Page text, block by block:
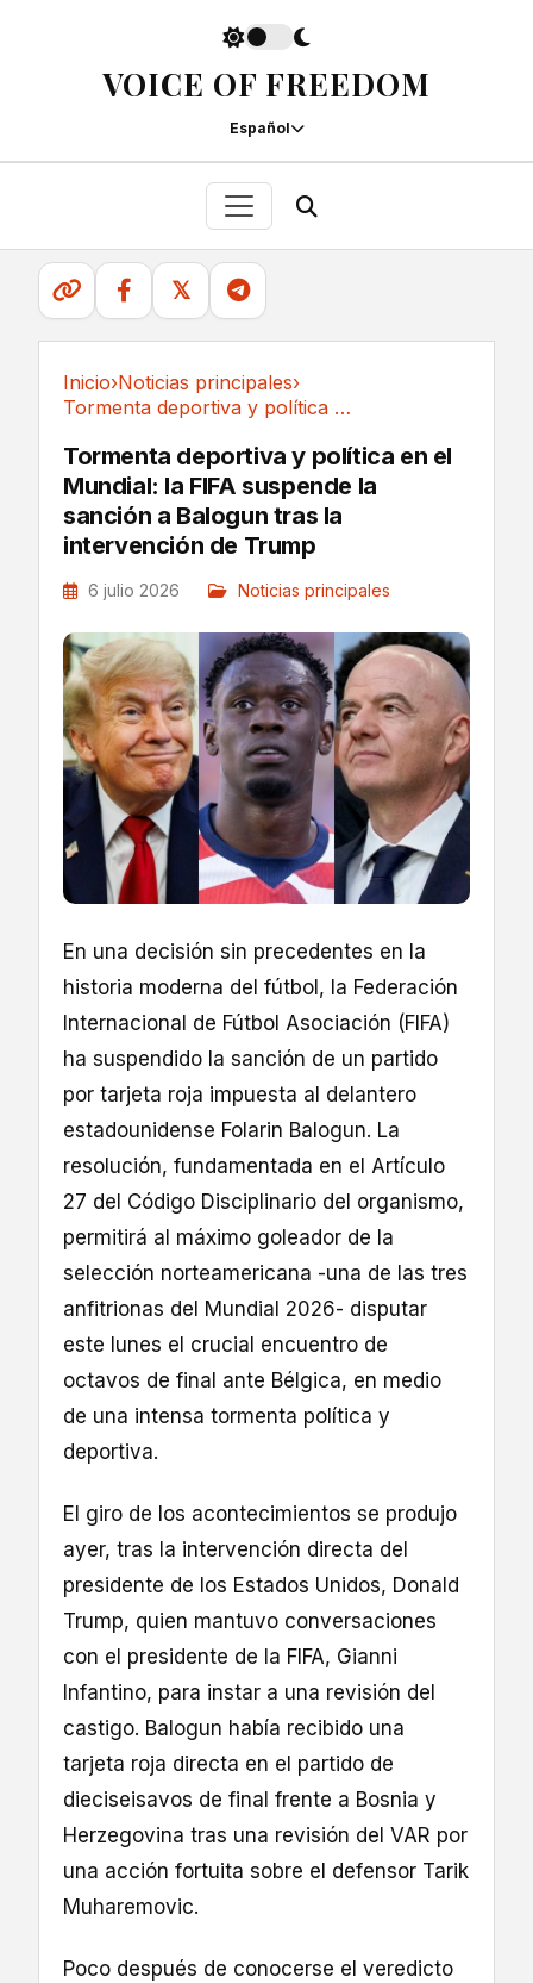
VOICE OF FREEDOM
Español
𝕏
Inicio›Noticias principales›
Tormenta deportiva y política en el Mundial:...
Tormenta deportiva y política en el
Mundial: la FIFA suspende la
sanción a Balogun tras la
intervención de Trump
6 julio 2026 Noticias principales
En una decisión sin precedentes en la
historia moderna del fútbol, la Federación
Internacional de Fútbol Asociación (FIFA)
ha suspendido la sanción de un partido
por tarjeta roja impuesta al delantero
estadounidense Folarin Balogun. La
resolución, fundamentada en el Artículo
27 del Código Disciplinario del organismo,
permitirá al máximo goleador de la
selección norteamericana -una de las tres
anfitrionas del Mundial 2026- disputar
este lunes el crucial encuentro de
octavos de final ante Bélgica, en medio
de una intensa tormenta política y
deportiva.
El giro de los acontecimientos se produjo
ayer, tras la intervención directa del
presidente de los Estados Unidos, Donald
Trump, quien mantuvo conversaciones
con el presidente de la FIFA, Gianni
Infantino, para instar a una revisión del
castigo. Balogun había recibido una
tarjeta roja directa en el partido de
dieciseisavos de final frente a Bosnia y
Herzegovina tras una revisión del VAR por
una acción fortuita sobre el defensor Tarik
Muharemovic.
Poco después de conocerse el veredicto